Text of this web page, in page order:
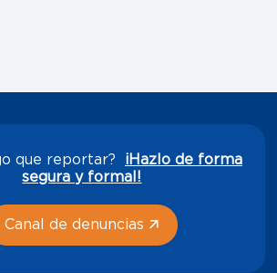
que reportar? ¡Hazlo de forma
segura y formal!
Canal de denuncias